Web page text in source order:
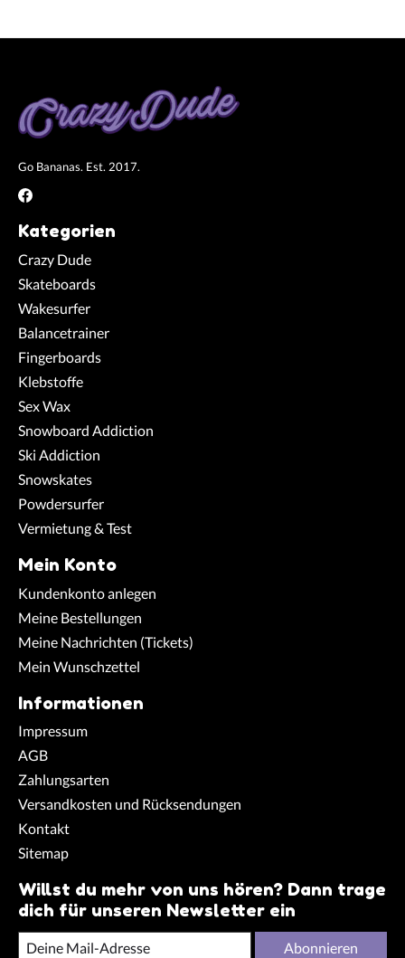
Go Bananas. Est. 2017.
Kategorien
Crazy Dude
Skateboards
Wakesurfer
Balancetrainer
Fingerboards
Klebstoffe
Sex Wax
Snowboard Addiction
Ski Addiction
Snowskates
Powdersurfer
Vermietung & Test
Mein Konto
Kundenkonto anlegen
Meine Bestellungen
Meine Nachrichten (Tickets)
Mein Wunschzettel
Informationen
Impressum
AGB
Zahlungsarten
Versandkosten und Rücksendungen
Kontakt
Sitemap
Willst du mehr von uns hören? Dann trage
dich für unseren Newsletter ein
Abonnieren